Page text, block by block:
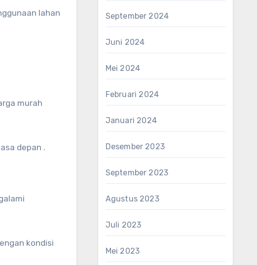
lahan
murah
depan .
kondisi
September 2024
Juni 2024
Mei 2024
Februari 2024
Januari 2024
Desember 2023
September 2023
Agustus 2023
Juli 2023
Mei 2023